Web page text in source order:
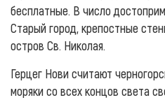
бесплатные. В число
Старый город, крепостные
остров Св. Николая.
Герцег Нови считают
моряки со всех концов света